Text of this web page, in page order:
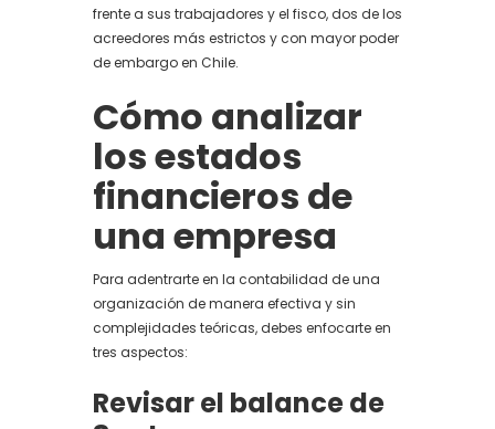
frente a sus trabajadores y el fisco, dos de los
acreedores más estrictos y con mayor poder
de embargo en Chile.
Cómo analizar
los estados
financieros de
una empresa
Para adentrarte en la contabilidad de una
organización de manera efectiva y sin
complejidades teóricas, debes enfocarte en
tres aspectos:
Revisar el balance de